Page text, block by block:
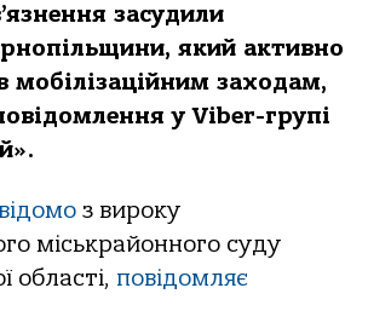
засудили
який активно
заходам,
у Viber-групі
з вироку
міськрайонного суду
області, повідомляє